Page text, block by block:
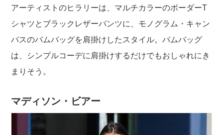
アーティストのヒラリーは、マルチカラーのボーダーT
シャツとブラックレザーパンツに、モノグラム・キャン
バスのバムバッグを肩掛けしたスタイル。バムバッグ
は、シンプルコーデに肩掛けするだけでもおしゃれにき
まりそう。
マディソン・ビアー